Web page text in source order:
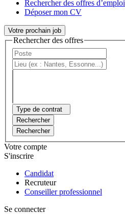
Rechercher des offres d’emploi
Déposer mon CV
Votre prochain job
Rechercher des offres
Type de contrat
Rechercher
Rechercher
Votre compte
S'inscrire
Candidat
Recruteur
Conseiller professionnel
Se connecter